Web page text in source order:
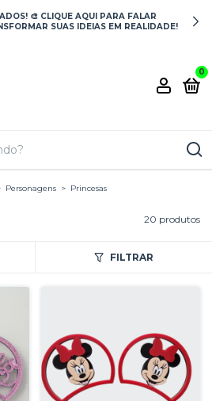
🎨 CLIQUE AQUI PARA FALAR
SUAS IDEIAS EM REALIDADE!
0
Personagens > Princesas
20 produtos
FILTRAR